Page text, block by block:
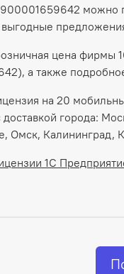
можно
цена фирмы
а также
на 20
города:
Омск, Калининград,
1С